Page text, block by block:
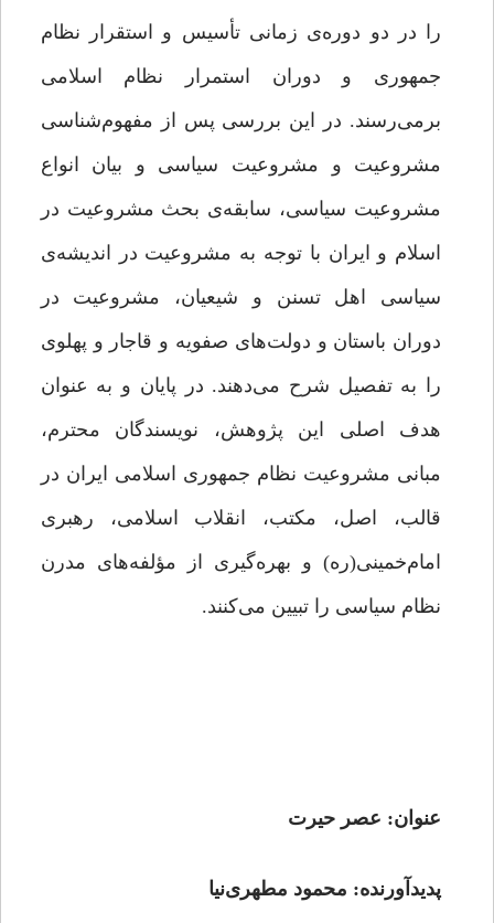
را در دو دوره‌ی زمانی تأسیس و استقرار نظام
جمهوری و دوران استمرار نظام اسلامی
برمی‌رسند. در این بررسی پس از مفهوم‌شناسی
مشروعیت و مشروعیت سیاسی و بیان انواع
مشروعیت سیاسی، سابقه‌ی بحث مشروعیت در
اسلام و ایران با توجه به مشروعیت در اندیشه‌ی
سیاسی اهل تسنن و شیعیان، مشروعیت در
دوران باستان و دولت‌های صفویه و قاجار و پهلوی
را به‌ تفصیل شرح می‌دهند. در پایان و به ‌عنوان
هدف اصلی این پژوهش، نویسندگان محترم،
مبانی مشروعیت نظام جمهوری اسلامی ایران در
قالب، اصل، مکتب، انقلاب اسلامی، رهبری
امام‌خمینی(ره) و بهره‌گیری از مؤلفه‌های مدرن
نظام سیاسی را تبیین می‌کنند.
عنوان: عصر حیرت
پدیدآورنده: محمود مطهری‌نیا